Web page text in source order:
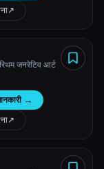
↗︎
जनरेटिव आर्ट
→
↗︎